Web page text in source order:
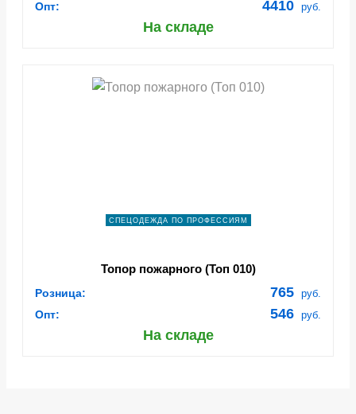
Опт: 4410 руб.
На складе
СПЕЦОДЕЖДА ПО ПРОФЕССИЯМ
Топор пожарного (Топ 010)
Розница: 765 руб.
Опт: 546 руб.
На складе